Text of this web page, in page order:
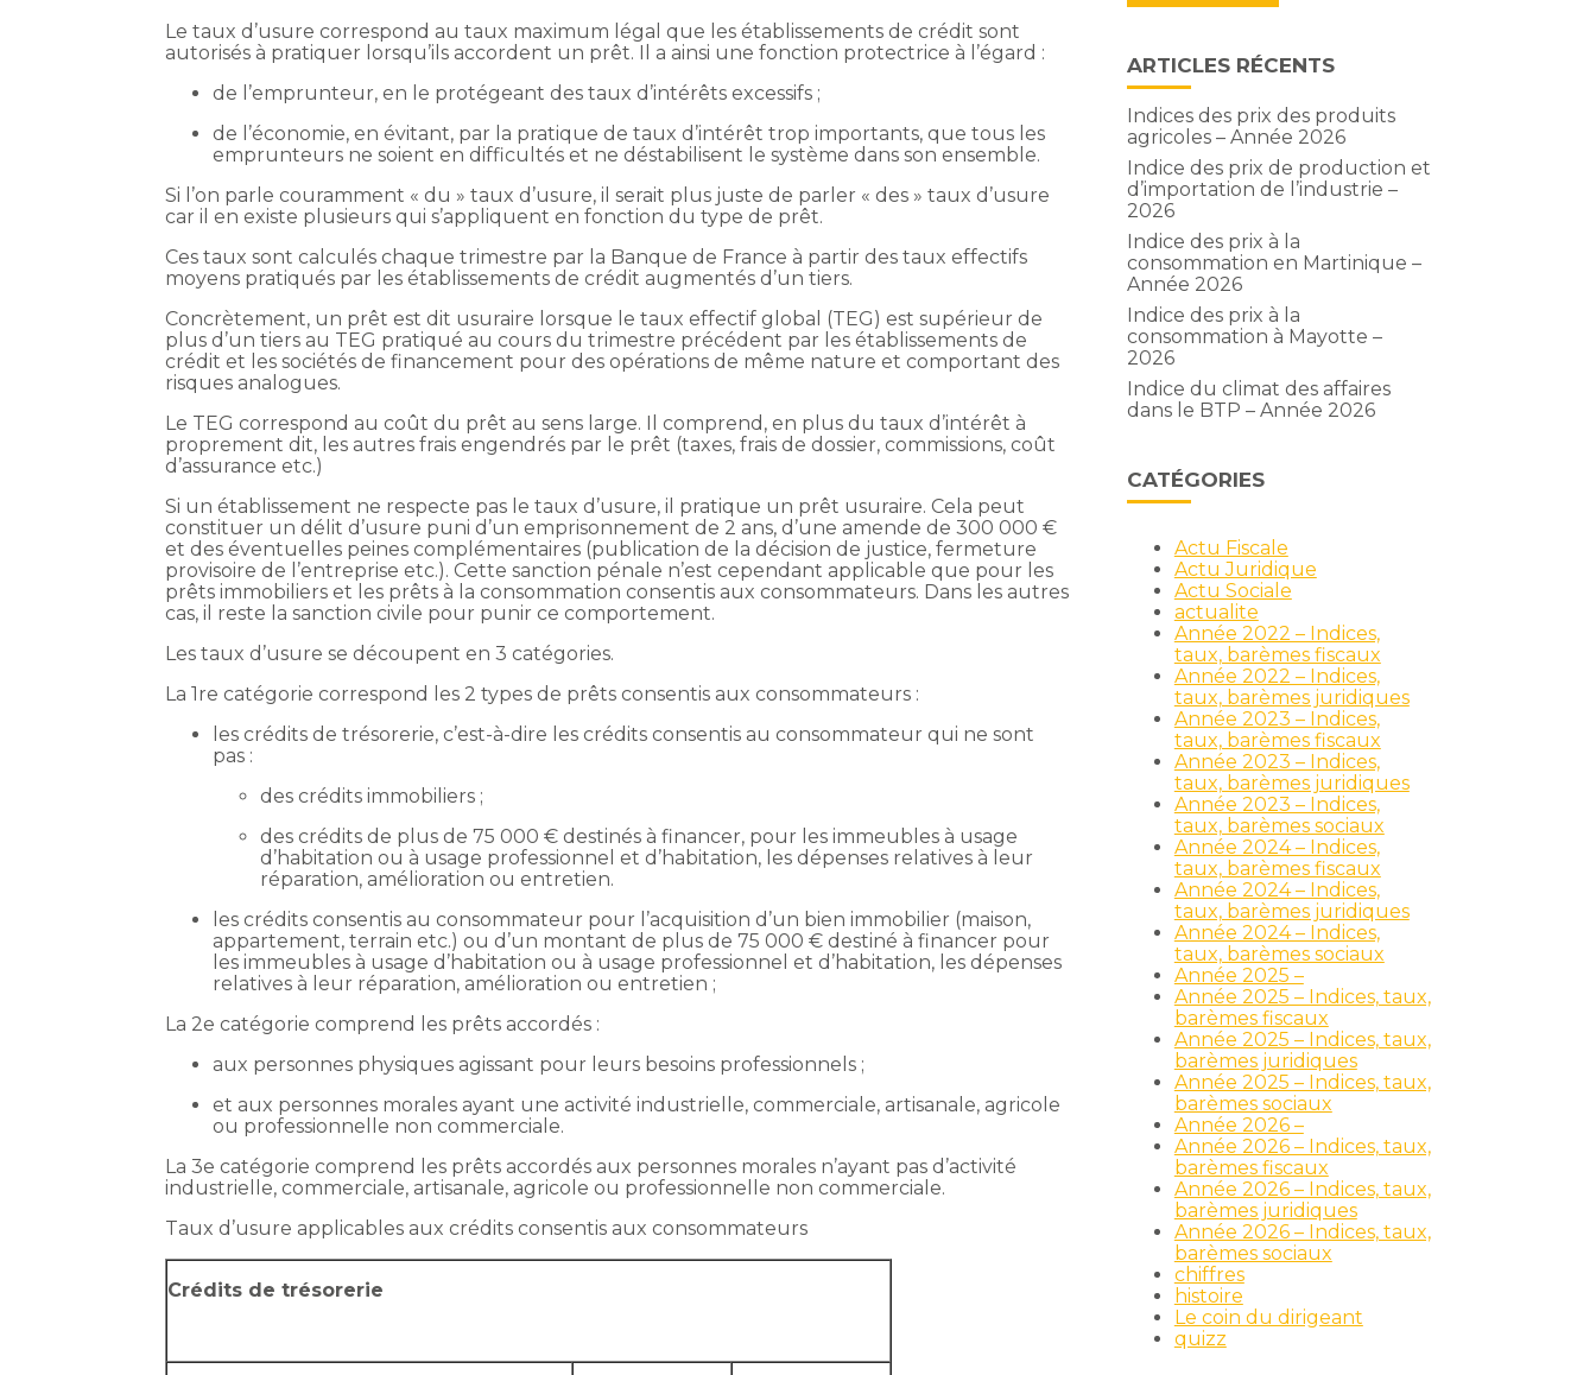
Le taux d’usure correspond au taux maximum légal que les établissements de crédit sont
autorisés à pratiquer lorsqu’ils accordent un prêt. Il a ainsi une fonction protectrice à l’égard :
de l’emprunteur, en le protégeant des taux d’intérêts excessifs ;
de l’économie, en évitant, par la pratique de taux d’intérêt trop importants, que tous les
emprunteurs ne soient en difficultés et ne déstabilisent le système dans son ensemble.
Si l’on parle couramment « du » taux d’usure, il serait plus juste de parler « des » taux d’usure
car il en existe plusieurs qui s’appliquent en fonction du type de prêt.
Ces taux sont calculés chaque trimestre par la Banque de France à partir des taux effectifs
moyens pratiqués par les établissements de crédit augmentés d’un tiers.
Concrètement, un prêt est dit usuraire lorsque le taux effectif global (TEG) est supérieur de
plus d’un tiers au TEG pratiqué au cours du trimestre précédent par les établissements de
crédit et les sociétés de financement pour des opérations de même nature et comportant des
risques analogues.
Le TEG correspond au coût du prêt au sens large. Il comprend, en plus du taux d’intérêt à
proprement dit, les autres frais engendrés par le prêt (taxes, frais de dossier, commissions, coût
d’assurance etc.)
Si un établissement ne respecte pas le taux d’usure, il pratique un prêt usuraire. Cela peut
constituer un délit d’usure puni d’un emprisonnement de 2 ans, d’une amende de 300 000 €
et des éventuelles peines complémentaires (publication de la décision de justice, fermeture
provisoire de l’entreprise etc.). Cette sanction pénale n’est cependant applicable que pour les
prêts immobiliers et les prêts à la consommation consentis aux consommateurs. Dans les autres
cas, il reste la sanction civile pour punir ce comportement.
Les taux d’usure se découpent en 3 catégories.
La 1re catégorie correspond les 2 types de prêts consentis aux consommateurs :
les crédits de trésorerie, c’est-à-dire les crédits consentis au consommateur qui ne sont
pas :
des crédits immobiliers ;
des crédits de plus de 75 000 € destinés à financer, pour les immeubles à usage
d’habitation ou à usage professionnel et d’habitation, les dépenses relatives à leur
réparation, amélioration ou entretien.
les crédits consentis au consommateur pour l’acquisition d’un bien immobilier (maison,
appartement, terrain etc.) ou d’un montant de plus de 75 000 € destiné à financer pour
les immeubles à usage d’habitation ou à usage professionnel et d’habitation, les dépenses
relatives à leur réparation, amélioration ou entretien ;
La 2e catégorie comprend les prêts accordés :
aux personnes physiques agissant pour leurs besoins professionnels ;
et aux personnes morales ayant une activité industrielle, commerciale, artisanale, agricole
ou professionnelle non commerciale.
La 3e catégorie comprend les prêts accordés aux personnes morales n’ayant pas d’activité
industrielle, commerciale, artisanale, agricole ou professionnelle non commerciale.
Taux d’usure applicables aux crédits consentis aux consommateurs
Crédits de trésorerie
ARTICLES RÉCENTS
Indices des prix des produits
agricoles – Année 2026
Indice des prix de production et
d’importation de l’industrie –
2026
Indice des prix à la
consommation en Martinique –
Année 2026
Indice des prix à la
consommation à Mayotte –
2026
Indice du climat des affaires
dans le BTP – Année 2026
CATÉGORIES
Actu Fiscale
Actu Juridique
Actu Sociale
actualite
Année 2022 – Indices,
taux, barèmes fiscaux
Année 2022 – Indices,
taux, barèmes juridiques
Année 2023 – Indices,
taux, barèmes fiscaux
Année 2023 – Indices,
taux, barèmes juridiques
Année 2023 – Indices,
taux, barèmes sociaux
Année 2024 – Indices,
taux, barèmes fiscaux
Année 2024 – Indices,
taux, barèmes juridiques
Année 2024 – Indices,
taux, barèmes sociaux
Année 2025 –
Année 2025 – Indices, taux,
barèmes fiscaux
Année 2025 – Indices, taux,
barèmes juridiques
Année 2025 – Indices, taux,
barèmes sociaux
Année 2026 –
Année 2026 – Indices, taux,
barèmes fiscaux
Année 2026 – Indices, taux,
barèmes juridiques
Année 2026 – Indices, taux,
barèmes sociaux
chiffres
histoire
Le coin du dirigeant
quizz